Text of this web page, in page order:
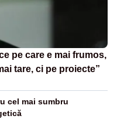
pe care e mai frumos,
tare, ci pe proiecte”
cel mai sumbru